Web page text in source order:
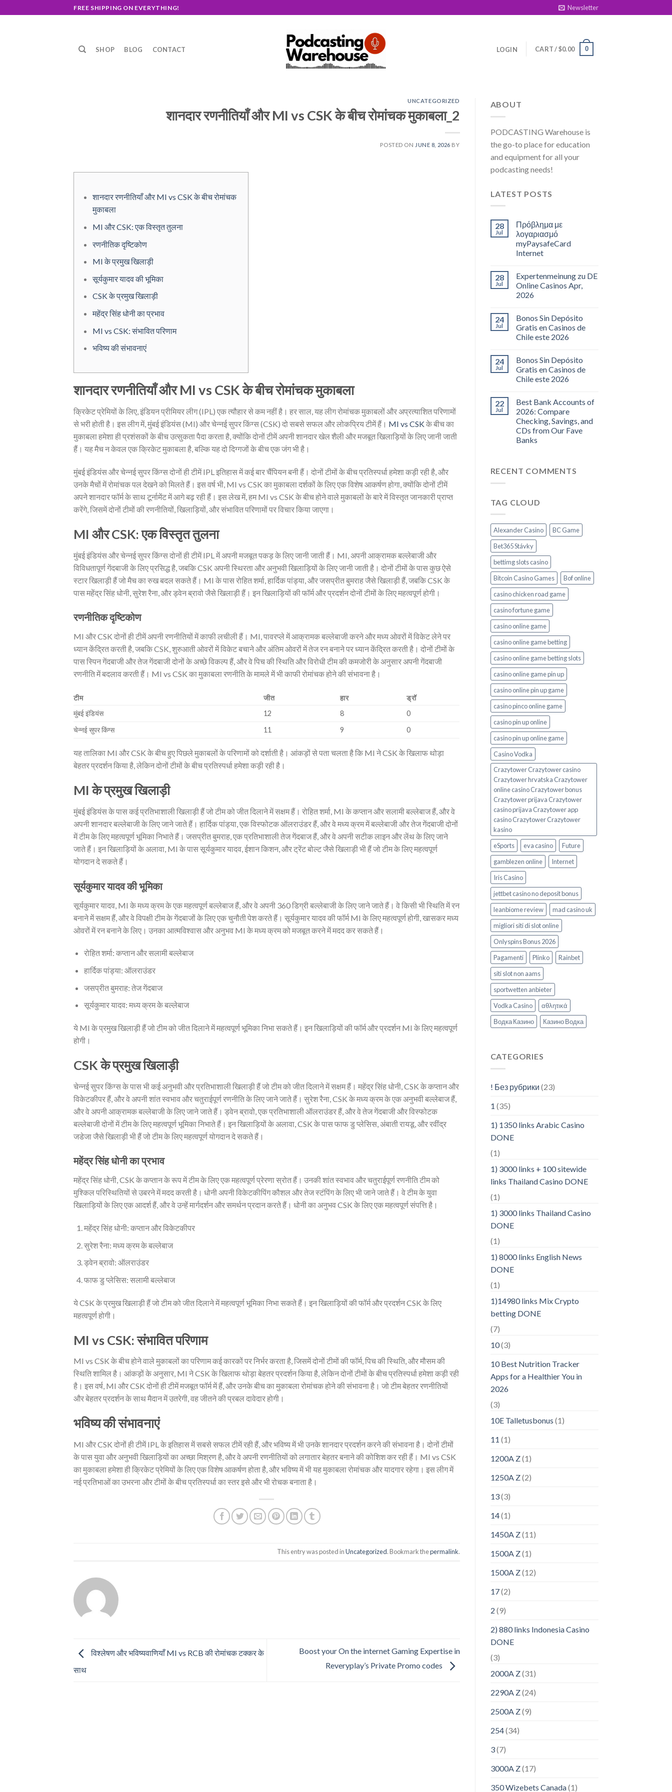
to
FREE SHIPPING ON EVERYTHING! Newsletter
SHOP BLOG CONTACT LOGIN CART /$0.00 0
UNCATEGORIZED
शानदार रणनीतियाँ और MI vs CSK के बीच रोमांचक मुकाबला_2
POSTED ON JUNE 8, 2026 BY
शानदार रणनीतियाँ और MI vs CSK के बीच रोमांचक
मुकाबला
MI और CSK: एक विस्तृत तुलना
रणनीतिक दृष्टिकोण
MI के प्रमुख खिलाड़ी
सूर्यकुमार यादव की भूमिका
CSK के प्रमुख खिलाड़ी
महेंद्र सिंह धोनी का प्रभाव
MI vs CSK: संभावित परिणाम
भविष्य की संभावनाएं
शानदार रणनीतियाँ और MI vs CSK के बीच रोमांचक मुकाबला
क्रिकेट प्रेमियों के लिए, इंडियन प्रीमियर लीग (IPL) एक त्यौहार से कम नहीं है। हर साल, यह लीग रोमांचक मुकाबलों और अप्रत्याशित परिणामों
से भरी होती है। इस लीग में, मुंबई इंडियंस (MI) और चेन्नई सुपर किंग्स (CSK) दो सबसे सफल और लोकप्रिय टीमें हैं। MI vs CSKके बीच का
मुकाबला हमेशा ही प्रशंसकों के बीच उत्सुकता पैदा करता है, क्योंकि दोनों टीमें अपनी शानदार खेल शैली और मजबूत खिलाड़ियों के लिए जानी जाती
हैं। यह मैच न केवल एक क्रिकेट मुकाबला है, बल्कि यह दो दिग्गजों के बीच एक जंग भी है।
मुंबई इंडियंस और चेन्नई सुपर किंग्स दोनों ही टीमें IPL इतिहास में कई बार चैंपियन बनी हैं। दोनों टीमों के बीच प्रतिस्पर्धा हमेशा कड़ी रही है, और
उनके मैचों में रोमांचक पल देखने को मिलते हैं। इस वर्ष भी, MI vs CSK का मुकाबला दर्शकों के लिए एक विशेष आकर्षण होगा, क्योंकि दोनों टीमें
अपने शानदार फॉर्म के साथ टूर्नामेंट में आगे बढ़ रही हैं। इस लेख में, हम MI vs CSK के बीच होने वाले मुकाबलों के बारे में विस्तृत जानकारी प्राप्त
करेंगे, जिसमें दोनों टीमों की रणनीतियों, खिलाड़ियों, और संभावित परिणामों पर विचार किया जाएगा।
MI और CSK: एक विस्तृत तुलना
मुंबई इंडियंस और चेन्नई सुपर किंग्स दोनों ही टीमें IPL में अपनी मजबूत पकड़ के लिए जानी जाती हैं। MI, अपनी आक्रामक बल्लेबाजी और
विविधतापूर्ण गेंदबाजी के लिए प्रसिद्ध है, जबकि CSK अपनी स्थिरता और अनुभवी खिलाड़ियों के लिए जानी जाती है। दोनों टीमों के पास कुछ ऐसे
स्टार खिलाड़ी हैं जो मैच का रुख बदल सकते हैं। MI के पास रोहित शर्मा, हार्दिक पांड्या, और जसप्रीत बुमराह जैसे खिलाड़ी हैं, जबकि CSK के
पास महेंद्र सिंह धोनी, सुरेश रैना, और ड्वेन ब्रावो जैसे खिलाड़ी हैं। इन खिलाड़ियों की फॉर्म और प्रदर्शन दोनों टीमों के लिए महत्वपूर्ण होगी।
रणनीतिक दृष्टिकोण
MI और CSK दोनों ही टीमें अपनी रणनीतियों में काफी लचीली हैं। MI, पावरप्ले में आक्रामक बल्लेबाजी करने और मध्य ओवरों में विकेट लेने पर
ध्यान केंद्रित करती है, जबकि CSK, शुरुआती ओवरों में विकेट बचाने और अंतिम ओवरों में तेज रन बनाने पर ध्यान केंद्रित करती है। दोनों टीमों के
पास स्पिन गेंदबाजी और तेज गेंदबाजी दोनों के अच्छे विकल्प हैं, और वे पिच की स्थिति और विरोधी टीम की कमजोरी के अनुसार अपनी गेंदबाजी
रणनीति में बदलाव करती हैं। MI vs CSK का मुकाबला रणनीति के मामले में भी काफी रोमांचक होने की संभावना है।
टीम जीत हार
ड्रॉ
मुंबई इंडियंस
12 8
0
चेन्नई सुपर किंग्स
11 9 0
यह तालिका MI और CSK के बीच हुए पिछले मुकाबलों के परिणामों को दर्शाती है। आंकड़ों से पता चलता है कि MI ने CSK के खिलाफ थोड़ा
बेहतर प्रदर्शन किया है, लेकिन दोनों टीमों के बीच प्रतिस्पर्धा हमेशा कड़ी रही है।
MI के प्रमुख खिलाड़ी
मुंबई इंडियंस के पास कई प्रतिभाशाली खिलाड़ी हैं जो टीम को जीत दिलाने में सक्षम हैं। रोहित शर्मा, MI के कप्तान और सलामी बल्लेबाज हैं, और वे
अपनी शानदार बल्लेबाजी के लिए जाने जाते हैं। हार्दिक पांड्या, एक विस्फोटक ऑलराउंडर हैं, और वे मध्य क्रम में बल्लेबाजी और तेज गेंदबाजी दोनों
में टीम के लिए महत्वपूर्ण भूमिका निभाते हैं। जसप्रीत बुमराह, एक प्रतिभाशाली तेज गेंदबाज हैं, और वे अपनी सटीक लाइन और लेंथ के लिए जाने
जाते हैं। इन खिलाड़ियों के अलावा, MI के पास सूर्यकुमार यादव, ईशान किशन, और ट्रेंट बोल्ट जैसे खिलाड़ी भी हैं जो टीम के लिए महत्वपूर्ण
योगदान दे सकते हैं।
सूर्यकुमार यादव की भूमिका
सूर्यकुमार यादव, MI के मध्य क्रम के एक महत्वपूर्ण बल्लेबाज हैं, और वे अपनी 360 डिग्री बल्लेबाजी के लिए जाने जाते हैं। वे किसी भी स्थिति में रन
बनाने में सक्षम हैं, और वे विपक्षी टीम के गेंदबाजों के लिए एक चुनौती पेश करते हैं। सूर्यकुमार यादव की फॉर्म MI के लिए महत्वपूर्ण होगी, खासकर मध्य
ओवरों में रन बनाने के लिए। उनका आत्मविश्वास और अनुभव MI के मध्य क्रम को मजबूत करने में मदद कर सकते हैं।
रोहित शर्मा: कप्तान और सलामी बल्लेबाज
हार्दिक पांड्या: ऑलराउंडर
जसप्रीत बुमराह: तेज गेंदबाज
सूर्यकुमार यादव: मध्य क्रम के बल्लेबाज
ये MI के प्रमुख खिलाड़ी हैं जो टीम को जीत दिलाने में महत्वपूर्ण भूमिका निभा सकते हैं। इन खिलाड़ियों की फॉर्म और प्रदर्शन MI के लिए महत्वपूर्ण
होगी।
CSK के प्रमुख खिलाड़ी
चेन्नई सुपर किंग्स के पास भी कई अनुभवी और प्रतिभाशाली खिलाड़ी हैं जो टीम को जीत दिलाने में सक्षम हैं। महेंद्र सिंह धोनी, CSK के कप्तान और
विकेटकीपर हैं, और वे अपनी शांत स्वभाव और चतुराईपूर्ण रणनीति के लिए जाने जाते हैं। सुरेश रैना, CSK के मध्य क्रम के एक अनुभवी बल्लेबाज हैं,
और वे अपनी आक्रामक बल्लेबाजी के लिए जाने जाते हैं। ड्वेन ब्रावो, एक प्रतिभाशाली ऑलराउंडर हैं, और वे तेज गेंदबाजी और विस्फोटक
बल्लेबाजी दोनों में टीम के लिए महत्वपूर्ण भूमिका निभाते हैं। इन खिलाड़ियों के अलावा, CSK के पास फाफ डु प्लेसिस, अंबाती रायडू, और रवींद्र
जडेजा जैसे खिलाड़ी भी हैं जो टीम के लिए महत्वपूर्ण योगदान दे सकते हैं।
महेंद्र सिंह धोनी का प्रभाव
महेंद्र सिंह धोनी, CSK के कप्तान के रूप में टीम के लिए एक महत्वपूर्ण प्रेरणा स्रोत हैं। उनकी शांत स्वभाव और चतुराईपूर्ण रणनीति टीम को
मुश्किल परिस्थितियों से उबरने में मदद करती है। धोनी अपनी विकेटकीपिंग कौशल और तेज स्टंपिंग के लिए भी जाने जाते हैं। वे टीम के युवा
खिलाड़ियों के लिए एक आदर्श हैं, और वे उन्हें मार्गदर्शन और समर्थन प्रदान करते हैं। धोनी का अनुभव CSK के लिए एक महत्वपूर्ण संपत्ति है।
महेंद्र सिंह धोनी: कप्तान और विकेटकीपर
सुरेश रैना: मध्य क्रम के बल्लेबाज
ड्वेन ब्रावो: ऑलराउंडर
फाफ डु प्लेसिस: सलामी बल्लेबाज
ये CSK के प्रमुख खिलाड़ी हैं जो टीम को जीत दिलाने में महत्वपूर्ण भूमिका निभा सकते हैं। इन खिलाड़ियों की फॉर्म और प्रदर्शन CSK के लिए
महत्वपूर्ण होगी।
MI vs CSK: संभावित परिणाम
MI vs CSK के बीच होने वाले मुकाबलों का परिणाम कई कारकों पर निर्भर करता है, जिसमें दोनों टीमों की फॉर्म, पिच की स्थिति, और मौसम की
स्थिति शामिल है। आंकड़ों के अनुसार, MI ने CSK के खिलाफ थोड़ा बेहतर प्रदर्शन किया है, लेकिन दोनों टीमों के बीच प्रतिस्पर्धा हमेशा कड़ी रही
है। इस वर्ष, MI और CSK दोनों ही टीमें मजबूत फॉर्म में हैं, और उनके बीच का मुकाबला रोमांचक होने की संभावना है। जो टीम बेहतर रणनीतियों
और बेहतर प्रदर्शन के साथ मैदान में उतरेगी, वह जीतने की प्रबल दावेदार होगी।
भविष्य की संभावनाएं
MI और CSK दोनों ही टीमें IPL के इतिहास में सबसे सफल टीमें रही हैं, और भविष्य में भी उनके शानदार प्रदर्शन करने की संभावना है। दोनों टीमों
के पास युवा और अनुभवी खिलाड़ियों का अच्छा मिश्रण है, और वे अपनी रणनीतियों को लगातार बेहतर बनाने की कोशिश कर रही हैं। MI vs CSK
का मुकाबला हमेशा ही क्रिकेट प्रेमियों के लिए एक विशेष आकर्षण होता है, और भविष्य में भी यह मुकाबला रोमांचक और यादगार रहेगा। इस लीग में
नई प्रतिभाओं का उभरना और टीमों के बीच प्रतिस्पर्धा का स्तर इसे और भी रोचक बनाता है।
This entry was posted inUncategorized. Bookmark thepermalink.
विश्लेषण और भविष्यवाणियाँ MI vs RCB की रोमांचक टक्कर के
साथ
Boost your On the internet Gaming Expertise in
Reveryplay’s Private Promo codes
ABOUT
PODCASTING Warehouse is
the go-to place for education
and equipment for all your
podcasting needs!
LATEST POSTS
28
Jul
Πρόβλημα με
λογαριασμό
myPaysafeCard
Internet
28
Jul
Expertenmeinung zu DE
Online Casinos Apr,
2026
24
Jul
Bonos Sin Depósito
Gratis en Casinos de
Chile este 2026
24
Jul
Bonos Sin Depósito
Gratis en Casinos de
Chile este 2026
22
Jul
Best Bank Accounts of
2026: Compare
Checking, Savings, and
CDs from Our Fave
Banks
RECENT COMMENTS
TAG CLOUD
Alexander Casino
BC Game
Bet365 Stávky
bettimg slots casino
Bitcoin Casino Games
Bof online
casino chicken road game
casino fortune game
casino online game
casino online game betting
casino online game betting slots
casino online game pin up
casino online pin up game
casino pinco online game
casino pin up online
casino pin up online game
Casino Vodka
Crazytower Crazytower casino
Crazytower hrvatska Crazytower
online casino Crazytower bonus
Crazytower prijava Crazytower
casino prijava Crazytower app
casino Crazytower Crazytower
kasino
eSports
eva casino
Future
gamblezen online
Internet
Iris Casino
jettbet casino no deposit bonus
leanbiome review
mad casino uk
migliori siti di slot online
Onlyspins Bonus 2026
Pagamenti
Plinko
Rainbet
siti slot non aams
sportwetten anbieter
Vodka Casino
αθλητικά
Водка Казино
Казино Водка
CATEGORIES
! Без рубрики (23)
1 (35)
1) 1350 links Arabic Casino
DONE
(1)
1) 3000 links + 100 sitewide
links Thailand Casino DONE
(1)
1) 3000 links Thailand Casino
DONE
(1)
1) 8000 links English News
DONE
(1)
1)14980 links Mix Crypto
betting DONE
(7)
10(3)
10 Best Nutrition Tracker
Apps for a Healthier You in
2026
(3)
10E Talletusbonus (1)
11 (1)
1200A Z(1)
1250A Z(2)
13(3)
14(1)
1450A Z(11)
1500A Z(1)
1500A Z(12)
17(2)
2 (9)
2) 880 links Indonesia Casino
DONE
(3)
2000A Z(31)
2290A Z(24)
2500A Z(9)
254(34)
3(7)
3000A Z(17)
350 Wizebets Canada(1)